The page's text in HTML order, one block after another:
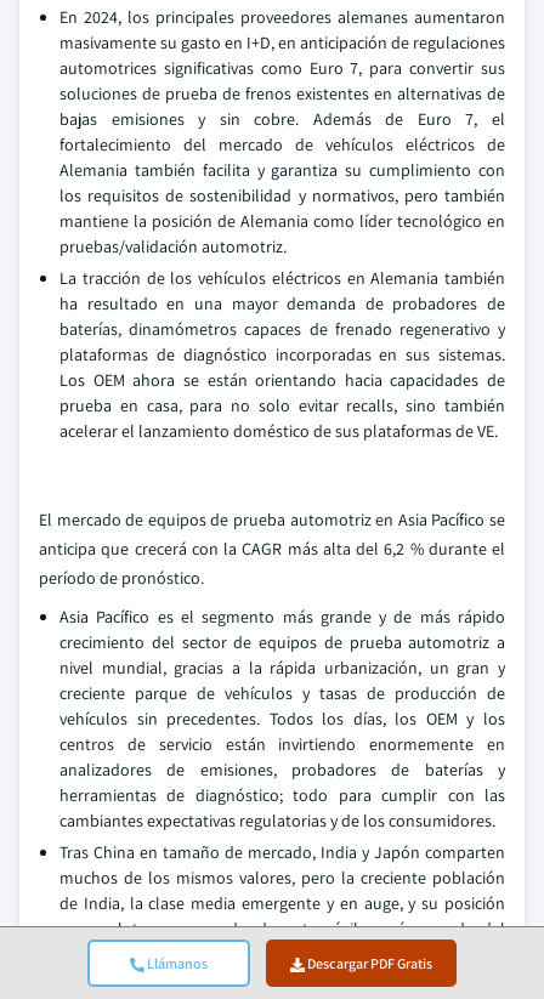
Llámanos Descargar PDF Gratis
En 2024, los principales proveedores alemanes aumentaron
masivamente su gasto en I+D, en anticipación de regulaciones
automotrices significativas como Euro 7, para convertir sus
soluciones de prueba de frenos existentes en alternativas de
bajas emisiones y sin cobre. Además de Euro 7, el
fortalecimiento del mercado de vehículos eléctricos de
Alemania también facilita y garantiza su cumplimiento con
los requisitos de sostenibilidad y normativos, pero también
mantiene la posición de Alemania como líder tecnológico en
pruebas/validación automotriz.
La tracción de los vehículos eléctricos en Alemania también
ha resultado en una mayor demanda de probadores de
baterías, dinamómetros capaces de frenado regenerativo y
plataformas de diagnóstico incorporadas en sus sistemas.
Los OEM ahora se están orientando hacia capacidades de
prueba en casa, para no solo evitar recalls, sino también
acelerar el lanzamiento doméstico de sus plataformas de VE.
El mercado de equipos de prueba automotriz en Asia Pacífico se
anticipa que crecerá con la CAGR más alta del 6,2 % durante el
período de pronóstico.
Asia Pacífico es el segmento más grande y de más rápido
crecimiento del sector de equipos de prueba automotriz a
nivel mundial, gracias a la rápida urbanización, un gran y
creciente parque de vehículos y tasas de producción de
vehículos sin precedentes. Todos los días, los OEM y los
centros de servicio están invirtiendo enormemente en
analizadores de emisiones, probadores de baterías y
herramientas de diagnóstico; todo para cumplir con las
cambiantes expectativas regulatorias y de los consumidores.
Tras China en tamaño de mercado, India y Japón comparten
muchos de los mismos valores, pero la creciente población
de India, la clase media emergente y en auge, y su posición
como el tercer mercado de automóviles más grande del
mundo ofrecen oportunidades increíbles en el mercado de
posventa. Las soluciones de prueba de bajo costo para